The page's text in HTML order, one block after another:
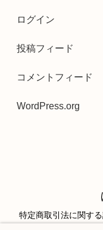
ログイン
投稿フィード
コメントフィード
WordPress.org
特定商取引法に関す